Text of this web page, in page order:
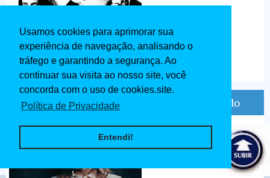
Usamos cookies para aprimorar sua
experiência de navegação, analisando o
tráfego e garantindo a segurança. Ao
continuar sua visita ao nosso site, você
concorda com o uso de cookies.site.
Política de Privacidade
Entendi!
A Discovery of Witches 1ª Temporada Dublado